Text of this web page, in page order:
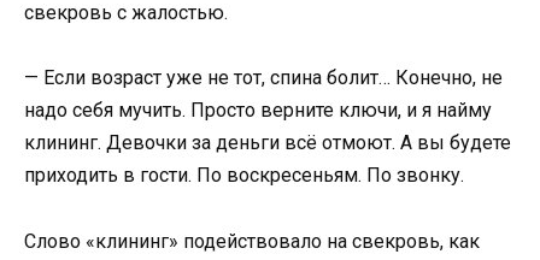
свекровь с жалостью.
— Если возраст уже не тот, спина болит… Конечно, не
надо себя мучить. Просто верните ключи, и я найму
клининг. Девочки за деньги всё отмоют. А вы будете
приходить в гости. По воскресеньям. По звонку.
Слово «клининг» подействовало на свекровь, как